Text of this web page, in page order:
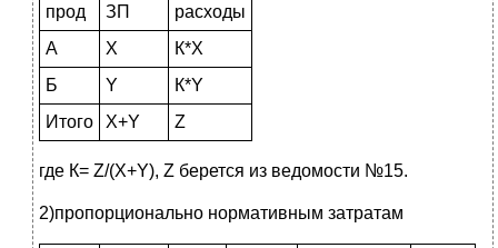
прод
ЗП
расходы
А
Х
К*Х
Б
Y
К*Y
Итого
Х+Y Z
где К= Z/(Х+Y), Z берется из ведомости №15.
2)пропорционально нормативным затратам